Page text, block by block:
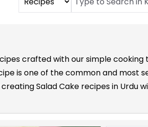
crafted with our simple
is one of the common and most
Salad Cake recipes in Urdu